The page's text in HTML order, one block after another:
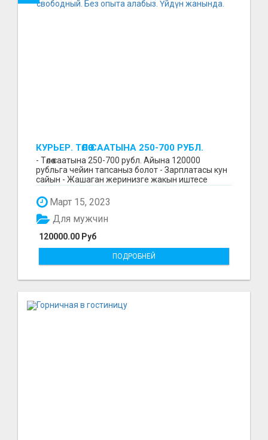
КУРЬЕР. ТӨЛӨӨ СААТЫНА 250-700 РУБЛ.
ЖУМУШ ГРАФИГИ СВОБОДНЫЙ. БЕЗ
ОПЫТА АЛАБЫЗ. ҮЙДҮН ЖАНЫНДА.
- Төлөө саатына 250-700 рубл. Айына 120000
рубльга чейин тапсаныз болот - Зарплатасы кун
сайын - Жашаган жеринизге жакын иштесе
Март 15, 2023
120000.00 Руб
Для мужчин
ПОДРОБНЕЙ